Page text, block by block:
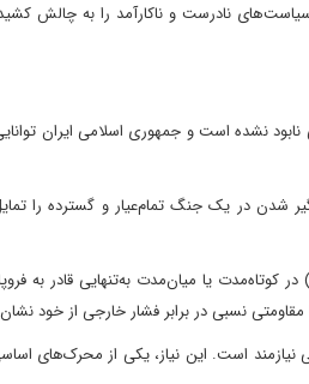
نادرست و ناکارآمد را به چالش
نابود نشده است و جمهوری اسلامی ایران
شدن در یک جنگ تمام‌عیار و گسترده را
یا میان‌مدت به‌تنهایی قادر به
نسبی در برابر فشار خارجی از خود
نیازمند است. این نیاز، یکی از محرک‌های